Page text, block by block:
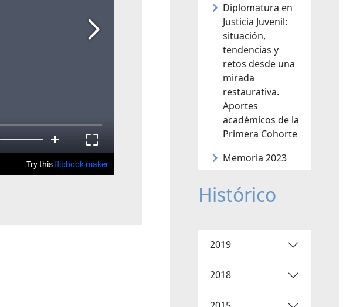
Diplomatura en
Justicia Juvenil:
situación,
tendencias y
retos desde una
mirada
restaurativa.
Aportes
académicos de la
Primera Cohorte
Memoria 2023
Histórico
2019
2018